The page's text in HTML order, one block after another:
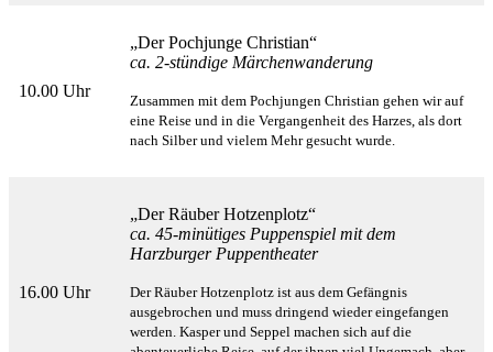
10.00 Uhr
„Der Pochjunge Christian“
ca. 2-stündige Märchenwanderung
Zusammen mit dem Pochjungen Christian gehen wir auf
eine Reise und in die Vergangenheit des Harzes, als dort
nach Silber und vielem Mehr gesucht wurde.
16.00 Uhr
„Der Räuber Hotzenplotz“
ca. 45-minütiges Puppenspiel mit dem
Harzburger Puppentheater
Der Räuber Hotzenplotz ist aus dem Gefängnis
ausgebrochen und muss dringend wieder eingefangen
werden. Kasper und Seppel machen sich auf die